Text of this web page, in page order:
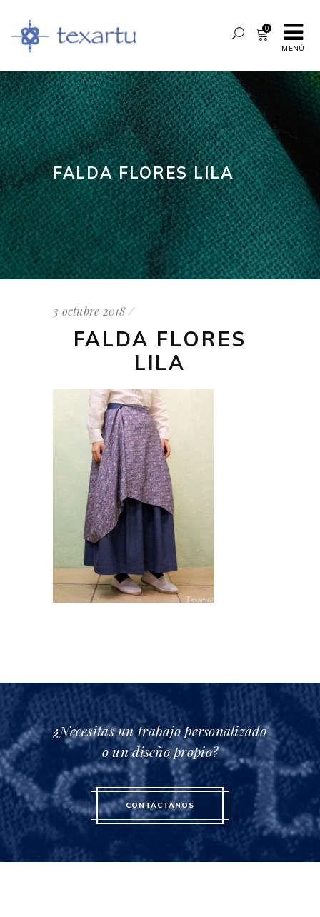
MENÚ
0
FALDA FLORES LILA
3 octubre 2018
FALDA FLORES
LILA
¿Necesitas un trabajo personalizado
o un diseño propio?
CONTÁCTANOS